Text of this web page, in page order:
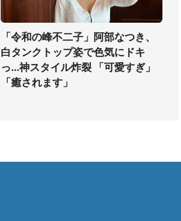
「令和の峰不二子」阿部なつき、
白タンクトップ姿で色気にドキ
っ...神スタイル炸裂 「可愛すぎ」
「癒されます」